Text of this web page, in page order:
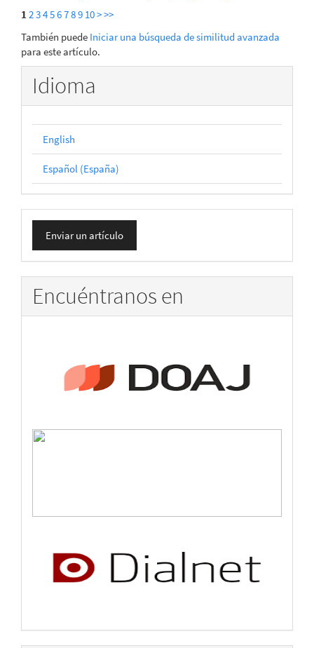
1 23456789 10>>>
También puede Iniciar una búsqueda de similitud avanzada
para este artículo.
Idioma
English
Español (España)
Enviar
un
artículo
Enviar un artículo
Encuéntranos en